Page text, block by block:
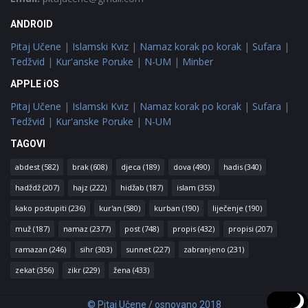
ANDROID
Pitaj Učene | Islamski Kviz | Namaz korak po korak | Sufara |
Tedžvid | Kur'anske Poruke | N-UM | Minber
APPLE iOS
Pitaj Učene | Islamski Kviz | Namaz korak po korak | Sufara |
Tedžvid | Kur'anske Poruke | N-UM
TAGOVI
abdest (582) brak (608) djeca (189) dova (490) hadis (340)
hadždž (207) hajz (222) hidžab (187) islam (353)
kako postupiti (236) kur'an (580) kurban (190) liječenje (190)
muž (187) namaz (2377) post (748) propis (432) propisi (207)
ramazan (246) sihr (303) sunnet (227) zabranjeno (231)
zekat (356) zikr (229) žena (433)
© Pitaj Učene / osnovano 2018